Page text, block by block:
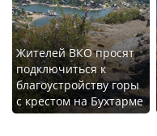
Жителей ВКО просят
подключиться к
благоустройству горы
с крестом на Бухтарме